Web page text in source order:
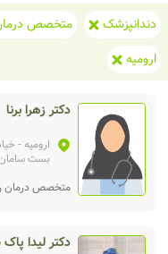
دندانپزشک
متخصص
ارومیه
دکتر زهرا برنا
ارومیه-
بست
متخصص درمان
دکتر لیدا